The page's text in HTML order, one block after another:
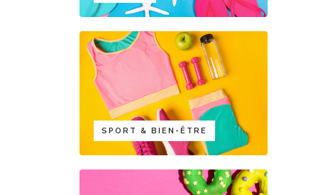
SPORT & BIEN-ÊTRE